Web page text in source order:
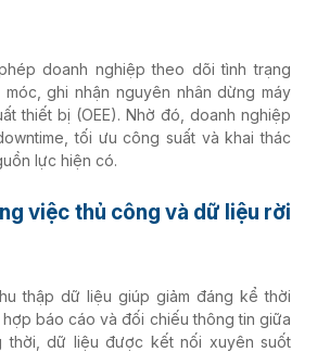
doanh nghiệp theo dõi tình trạng
ghi nhận nguyên nhân dừng máy
thiết bị (OEE). Nhờ đó, doanh nghiệp
tối ưu công suất và khai thác
lực hiện có.
việc thủ công và dữ liệu rời
thập dữ liệu giúp giảm đáng kể thời
báo cáo và đối chiếu thông tin giữa
thời, dữ liệu được kết nối xuyên suốt